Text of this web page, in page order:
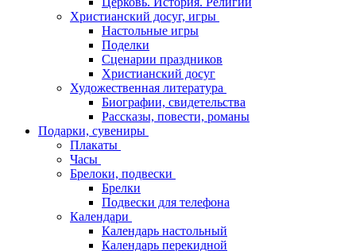
Христианский досуг, игры
Настольные игры
Поделки
Сценарии праздников
Христианский досуг
Художественная литература
Биографии, свидетельства
Рассказы, повести, романы
Подарки, сувениры
Плакаты
Часы
Брелоки, подвески
Брелки
Подвески для телефона
Календари
Календарь настольный
Календарь перекидной